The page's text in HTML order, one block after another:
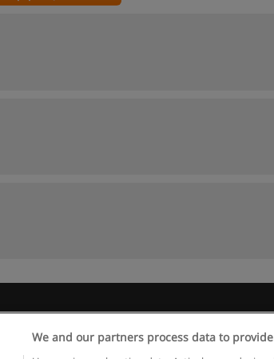
We and our partners process data to